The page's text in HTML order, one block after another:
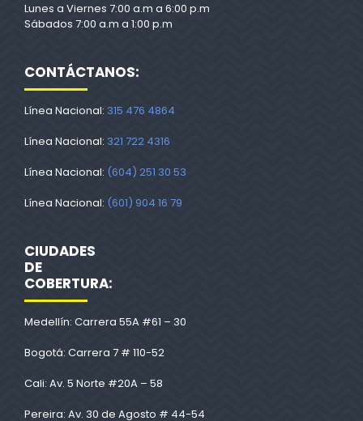
Lunes a Viernes 7:00 a.m a 6:00 p.m
Sábados 7:00 a.m a 1:00 p.m
CONTÁCTANOS:
Línea Nacional: 315 476 4864
Línea Nacional: 321 722 4316
Línea Nacional: (604) 251 30 53
Línea Nacional: (601) 904 16 79
CIUDADES
DE
COBERTURA:
Medellín: Carrera 55A #61 – 30
Bogotá: Carrera 7 # 110-52
Cali: Av. 5 Norte #20A – 58
Pereira: Av. 30 de Agosto # 44-54